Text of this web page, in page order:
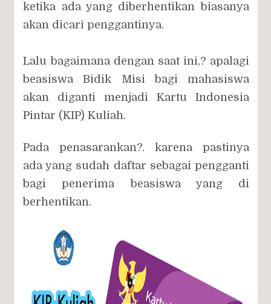
ketika ada yang diberhentikan biasanya
akan dicari penggantinya.
Lalu bagaimana dengan saat ini,? apalagi
beasiswa Bidik Misi bagi mahasiswa
akan diganti menjadi Kartu Indonesia
Pintar (KIP) Kuliah.
Pada penasarankan?. karena pastinya
ada yang sudah daftar sebagai pengganti
bagi penerima beasiswa yang di
berhentikan.